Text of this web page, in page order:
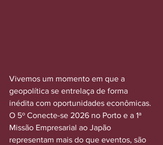
Vivemos um momento em que a
geopolítica se entrelaça de forma
inédita com oportunidades econômicas.
O 5º Conecte-se 2026 no Porto e a 1ª
Missão Empresarial ao Japão
representam mais do que eventos, são